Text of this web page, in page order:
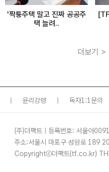
'짝퉁주택 말고 진짜 공공주
택 늘려..
더보기 >
윤리강령 독자1:1문의
(주)더팩트 | 등록번호: 서울아
주소:서울시 마포구 성암로 189
Copyrightⓒ더팩트(tf.co.kr) THE